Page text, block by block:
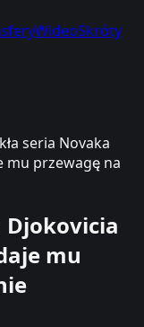
WideoSkróty
seria Novaka
mu przewagę na
Djokovicia
mu